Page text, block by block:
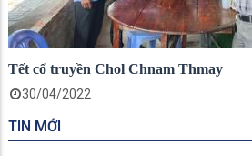
Tết cổ truyền Chol Chnam Thmay
30/04/2022
TIN MỚI